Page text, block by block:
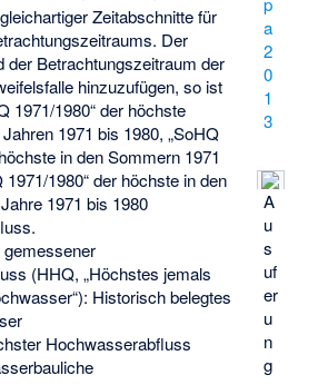
a
2
0
1
3
A
u
s
uf
er
u
n
g
Zeitabschnitte für
Der
der Betrachtungszeitraum der
hinzuzufügen, so ist
1971/1980“ der höchste
1971 bis 1980, „SoHQ
in den Sommern 1971
1971/1980“ der höchste in den
1971 bis 1980
(HHQ, „Höchstes jemals
Historisch belegtes
Hochwasserabfluss